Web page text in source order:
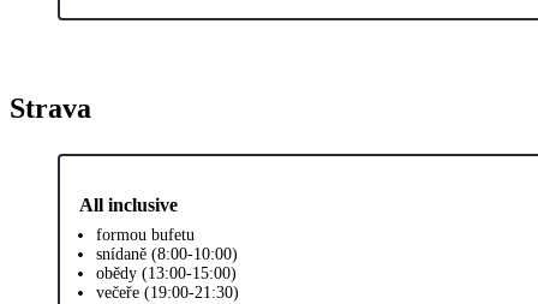
Strava
All inclusive
formou bufetu
snídaně (8:00-10:00)
obědy (13:00-15:00)
večeře (19:00-21:30)